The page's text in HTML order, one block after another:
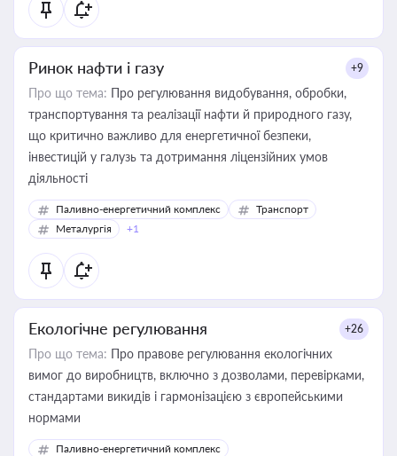
Ринок нафти і газу +9
Про що тема: Про регулювання видобування, обробки,
транспортування та реалізації нафти й природного газу,
що критично важливо для енергетичної безпеки,
інвестицій у галузь та дотримання ліцензійних умов
діяльності
Паливно-енергетичний комплекс
Транспорт
Металургія
+1
Екологічне регулювання +26
Про що тема: Про правове регулювання екологічних
вимог до виробництв, включно з дозволами, перевірками,
стандартами викидів і гармонізацією з європейськими
нормами
Паливно-енергетичний комплекс